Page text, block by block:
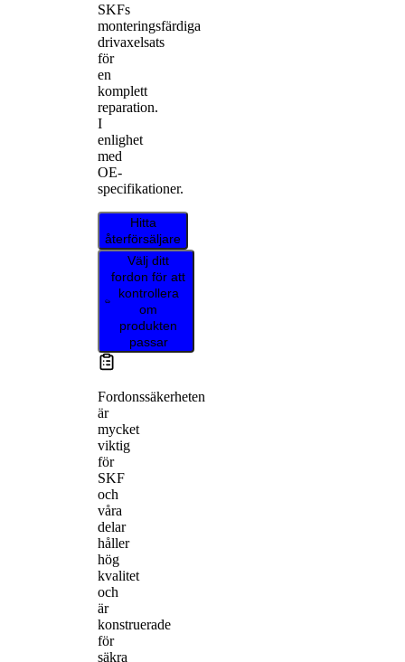
SKFs
monteringsfärdiga
drivaxelsats
för
en
komplett
reparation.
I
enlighet
med
OE-
specifikationer.
Hitta
återförsäljare
Välj ditt
fordon för att
kontrollera
om
produkten
passar
Fordonssäkerheten
är
mycket
viktig
för
SKF
och
våra
delar
håller
hög
kvalitet
och
är
konstruerade
för
säkra